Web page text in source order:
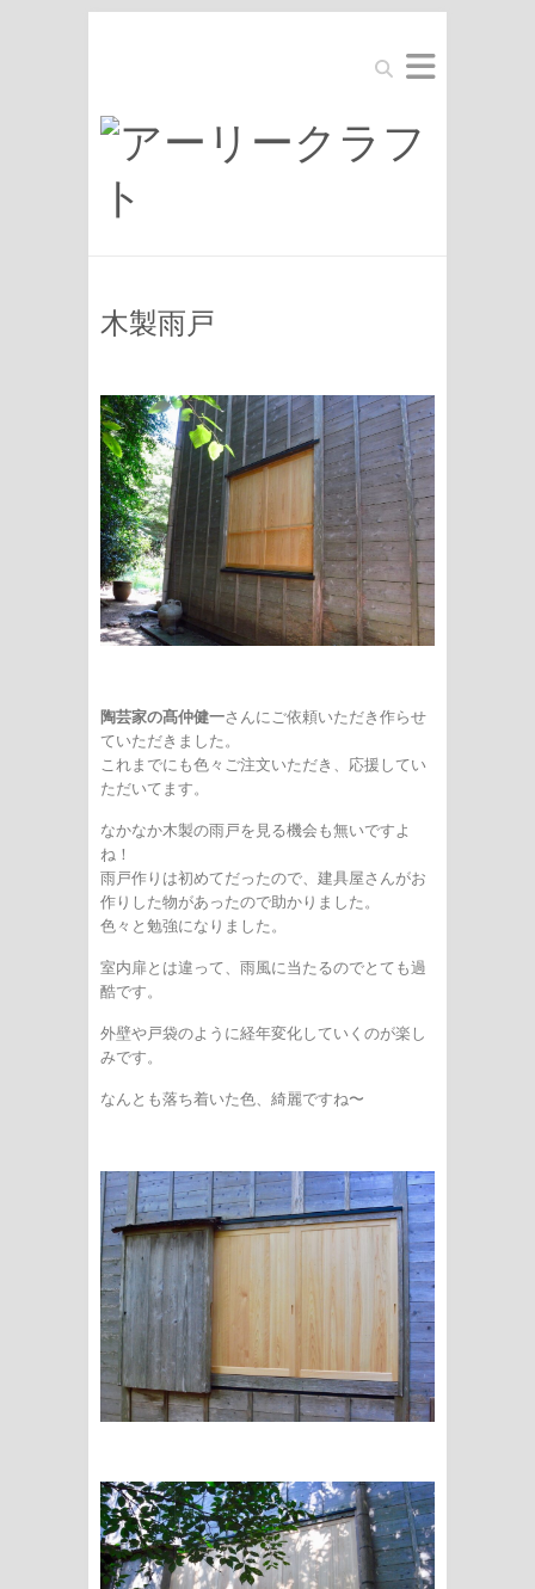
Search
木製雨戸
陶芸家の髙仲健一さんにご依頼いただき作らせ
ていただきました。
これまでにも色々ご注文いただき、応援してい
ただいてます。
なかなか木製の雨戸を見る機会も無いですよ
ね！
雨戸作りは初めてだったので、建具屋さんがお
作りした物があったので助かりました。
色々と勉強になりました。
室内扉とは違って、雨風に当たるのでとても過
酷です。
外壁や戸袋のように経年変化していくのが楽し
みです。
なんとも落ち着いた色、綺麗ですね〜